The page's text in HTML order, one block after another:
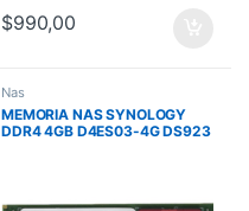
$990,00
Nas
MEMORIA NAS SYNOLOGY
DDR4 4GB D4ES03-4G DS923